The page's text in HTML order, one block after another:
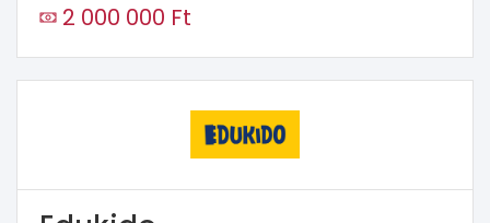
2 000 000 Ft